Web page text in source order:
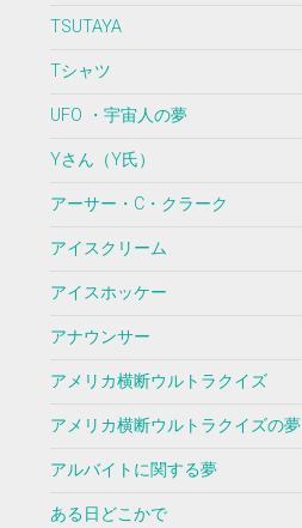
TSUTAYA
Tシャツ
UFO ・宇宙人の夢
Yさん（Y氏）
アーサー・C・クラーク
アイスクリーム
アイスホッケー
アナウンサー
アメリカ横断ウルトラクイズ
アメリカ横断ウルトラクイズの夢
アルバイトに関する夢
ある日どこかで